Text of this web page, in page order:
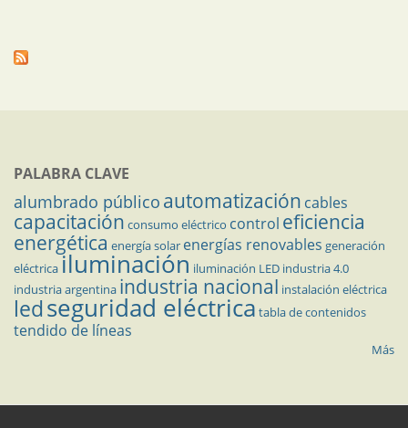
PALABRA CLAVE
alumbrado público automatización cables
capacitación consumo eléctrico control eficiencia
energética energía solar energías renovables generación
eléctricailuminación iluminación LED industria 4.0
industria argentina industria nacional instalación eléctrica
ledseguridad eléctrica tabla de contenidos
tendido de líneas
Más